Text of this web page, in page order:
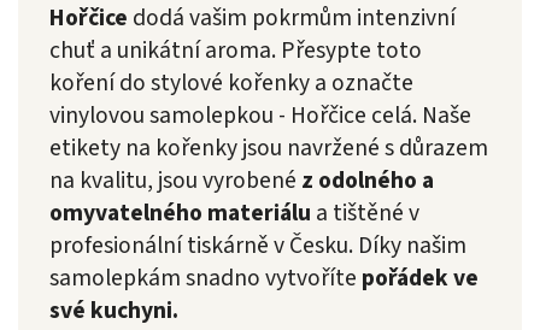
Hořčice dodá vašim pokrmům intenzivní
chuť a unikátní aroma. Přesypte toto
koření do stylové kořenky a označte
vinylovou samolepkou - Hořčice celá. Naše
etikety na kořenky jsou navržené s důrazem
na kvalitu, jsou vyrobené z odolného a
omyvatelného materiálu a tištěné v
profesionální tiskárně v Česku. Díky našim
samolepkám snadno vytvoříte pořádek ve
své kuchyni.